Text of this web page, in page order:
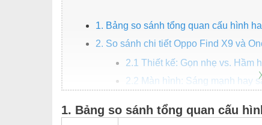
1. Bảng so sánh tổng quan cấu hình
2. So sánh chi tiết Oppo Find X9 và
2.1 Thiết kế: Gọn nhẹ vs. Hầm
2.2 Màn hình: Sáng mạnh hay
2.4 Camera: Đều mạnh, mỗi
1. Bảng so sánh tổng quan cấu